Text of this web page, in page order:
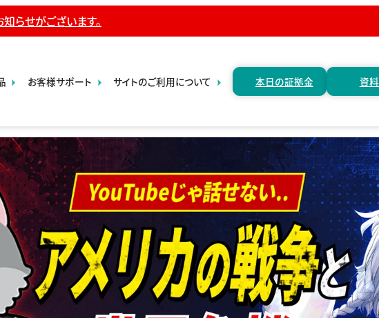
らせがございます。
›
は
じ
め
て
の
CFD
商品
トCX
先物
語
お客様サポート
・口座開設
・資料請求
・お問い合わ
せ
・よくあるご
質問
・各種確認・
申出書一覧
サイトのご利用について
・個人情報保護方針
・反社会的勢力排除に
関する基本方針
・取引開始基準
・重要事項のご説明
・会社案内
› 年次開示
資料（二期
分）
本日の証拠金 資